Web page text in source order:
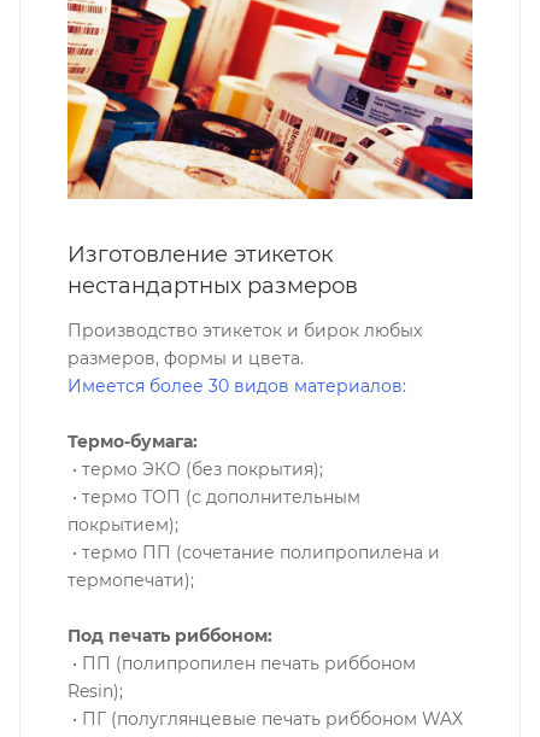
Изготовление этикеток
нестандартных размеров
Производство этикеток и бирок любых
размеров, формы и цвета.
Имеется более 30 видов материалов:
Термо-бумага:
• термо ЭКО (без покрытия);
• термо ТОП (с дополнительным
покрытием);
• термо ПП (сочетание полипропилена и
термопечати);
Под печать риббоном:
• ПП (полипропилен печать риббоном
Resin);
• ПГ (полуглянцевые печать риббоном WAX